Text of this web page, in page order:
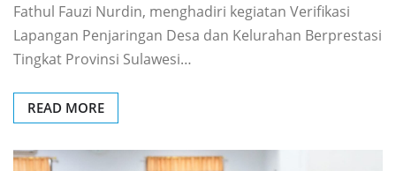
Fathul Fauzi Nurdin, menghadiri kegiatan Verifikasi
Lapangan Penjaringan Desa dan Kelurahan Berprestasi
Tingkat Provinsi Sulawesi…
READ MORE